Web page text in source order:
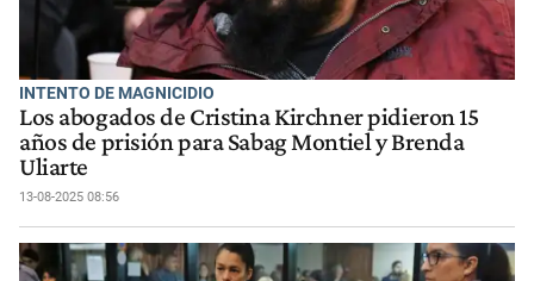
INTENTO DE MAGNICIDIO
Los abogados de Cristina Kirchner pidieron 15
años de prisión para Sabag Montiel y Brenda
Uliarte
13-08-2025 08:56